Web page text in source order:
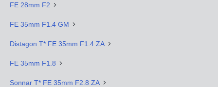
FE 28mm F2
FE 35mm F1.4 GM
Distagon T* FE 35mm F1.4 ZA
FE 35mm F1.8
Sonnar T* FE 35mm F2.8 ZA